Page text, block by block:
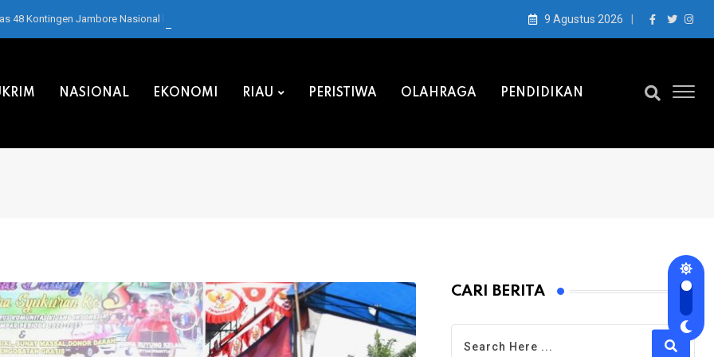
48 Kontingen Jambore Nasional ke Cibubur 9 Agustus 2026
NASIONAL EKONOMI RIAU PERISTIWA OLAHRAGA PENDIDIKAN
CARI BERITA